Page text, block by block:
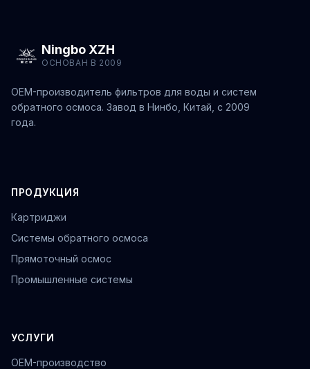
Ningbo XZH
ОСНОВАН В 2009
OEM-производитель фильтров для воды и систем
обратного осмоса. Завод в Нинбо, Китай, с 2009
года.
ПРОДУКЦИЯ
Картриджи
Системы обратного осмоса
Прямоточный осмос
Промышленные системы
УСЛУГИ
OEM-производство